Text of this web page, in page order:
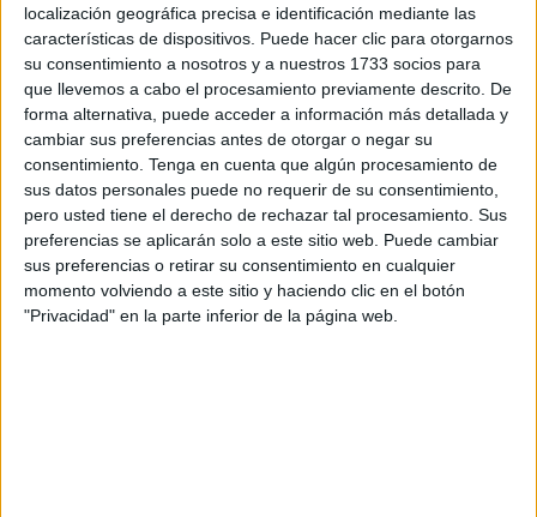
localización geográfica precisa e identificación mediante las
características de dispositivos. Puede hacer clic para otorgarnos
su consentimiento a nosotros y a nuestros 1733 socios para
que llevemos a cabo el procesamiento previamente descrito. De
forma alternativa, puede acceder a información más detallada y
cambiar sus preferencias antes de otorgar o negar su
consentimiento. Tenga en cuenta que algún procesamiento de
sus datos personales puede no requerir de su consentimiento,
pero usted tiene el derecho de rechazar tal procesamiento. Sus
preferencias se aplicarán solo a este sitio web. Puede cambiar
sus preferencias o retirar su consentimiento en cualquier
momento volviendo a este sitio y haciendo clic en el botón
"Privacidad" en la parte inferior de la página web.
Defender a Ceuta, está por encima de las
siglas
HACE 7 HORAS
¡Rápido, rápido!: las mafias se forran
sacando inmigrantes de Ceuta
HACE 8 HORAS
Un inmigrante intenta la entrada en
Ceuta desde Marruecos en parapente